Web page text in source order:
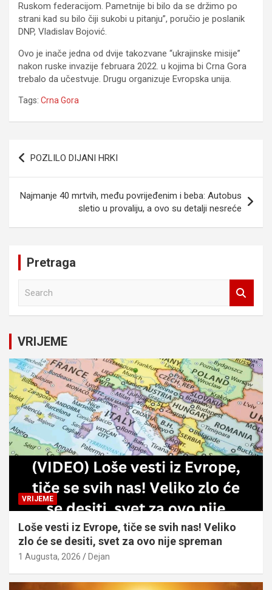
Ruskom federacijom. Pametnije bi bilo da se držimo po
strani kad su bilo čiji sukobi u pitanju”, poručio je poslanik
DNP, Vladislav Bojović.
Ovo je inače jedna od dvije takozvane “ukrajinske misije”
nakon ruske invazije februara 2022. u kojima bi Crna Gora
trebalo da učestvuje. Drugu organizuje Evropska unija.
Tags: Crna Gora
Navigacija
članaka
POZLILO DIJANI HRKI
Najmanje 40 mrtvih, među povrijeđenim i beba: Autobus
sletio u provaliju, a ovo su detalji nesreće
Pretraga
c
VRIJEME
VRIJEME
Loše vesti iz Evrope, tiče se svih nas! Veliko
zlo će se desiti, svet za ovo nije spreman
1 Augusta, 2026 Dejan